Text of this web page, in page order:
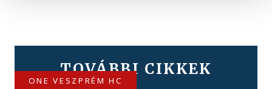
TOVÁBBI CIKKEK
ONE VESZPRÉM HC